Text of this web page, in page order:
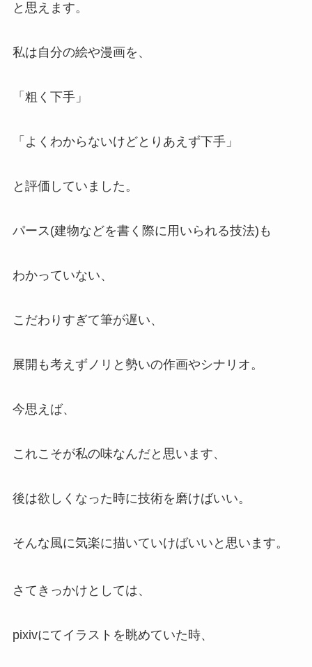
と思えます。
私は自分の絵や漫画を、
「粗く下手」
「よくわからないけどとりあえず下手」
と評価していました。
パース(建物などを書く際に用いられる技法)も
わかっていない、
こだわりすぎて筆が遅い、
展開も考えずノリと勢いの作画やシナリオ。
今思えば、
これこそが私の味なんだと思います、
後は欲しくなった時に技術を磨けばいい。
そんな風に気楽に描いていけばいいと思います。
さてきっかけとしては、
pixivにてイラストを眺めていた時、